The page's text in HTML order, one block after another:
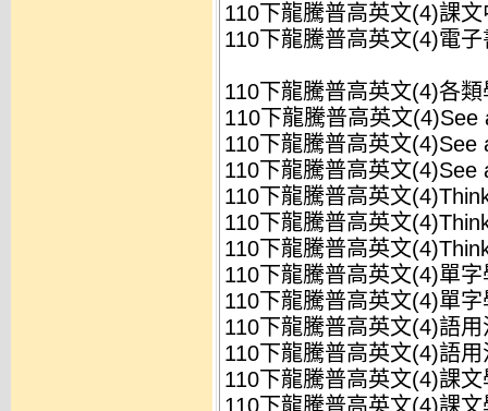
110下龍騰普高英文(4)課
110下龍騰普高英文(4)電
110下龍騰普高英文(4)各
110下龍騰普高英文
110下龍騰普高英文
110下龍騰普高英文
110下龍騰普高英文
110下龍騰普高英文
110下龍騰普高英文
110下龍騰普高英文(4)單
110下龍騰普高英文(4)單
110下龍騰普高英文(4)語
110下龍騰普高英文(4)語
110下龍騰普高英文(4)課
110下龍騰普高英文(4)課